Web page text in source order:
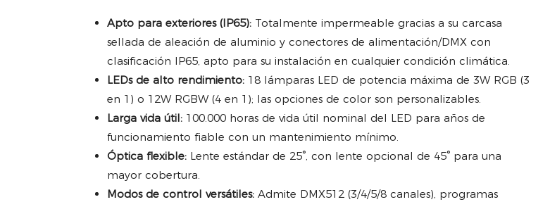
Apto para exteriores (IP65): Totalmente impermeable gracias a su carcasa
sellada de aleación de aluminio y conectores de alimentación/DMX con
clasificación IP65, apto para su instalación en cualquier condición climática.
LEDs de alto rendimiento: 18 lámparas LED de potencia máxima de 3W RGB (3
en 1) o 12W RGBW (4 en 1); las opciones de color son personalizables.
Larga vida útil: 100.000 horas de vida útil nominal del LED para años de
funcionamiento fiable con un mantenimiento mínimo.
Óptica flexible: Lente estándar de 25°, con lente opcional de 45° para una
mayor cobertura.
Modos de control versátiles: Admite DMX512 (3/4/5/8 canales), programas